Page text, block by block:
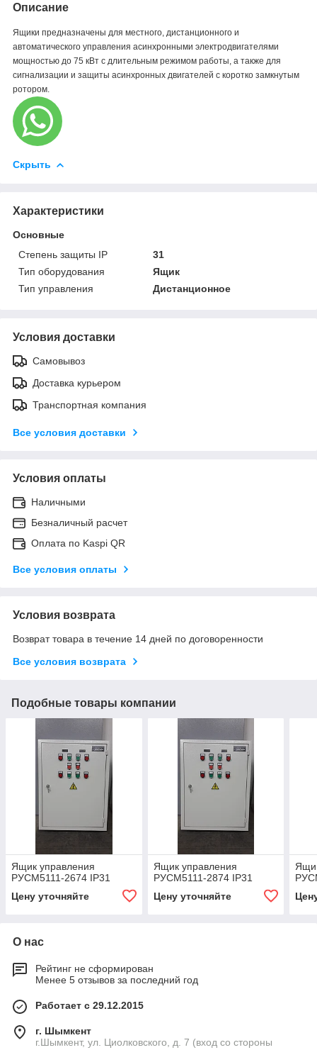
Описание
Ящики предназначены для местного, дистанционного и
автоматического управления асинхронными электродвигателями
мощностью до 75 кВт с длительным режимом работы, а также для
сигнализации и защиты асинхронных двигателей с коротко замкнутым
ротором.
Скрыть
Характеристики
Основные
Степень защиты IP
31
Тип оборудования
Ящик
Тип управления
Дистанционное
Условия доставки
Самовывоз
Доставка курьером
Транспортная компания
Все условия доставки
Условия оплаты
Наличными
Безналичный расчет
Оплата по Kaspi QR
Все условия оплаты
Условия возврата
Возврат товара в течение 14 дней по договоренности
Все условия возврата
Подобные товары компании
Ящик управления
РУСМ5111-2674 IP31
Цену уточняйте
Ящик управления
РУСМ5111-2874 IP31
Цену уточняйте
О нас
Рейтинг не сформирован
Менее 5 отзывов за последний год
Работает с 29.12.2015
г. Шымкент
г.Шымкент, ул. Циолковского, д. 7 (вход со стороны